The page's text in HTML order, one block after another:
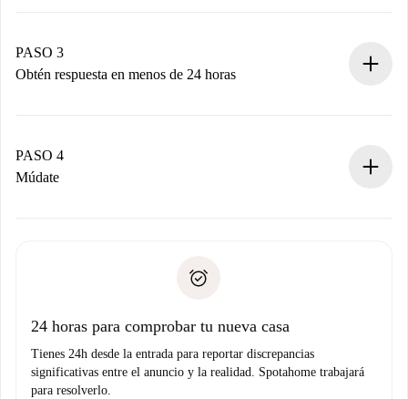
propietario acepte.
PASO 3
Obtén respuesta en menos de 24 horas
contacto con el propietario.
Si es rechazada: No te haremos ningún cargo y te
Prueba de solvencia
PASO 4
Múdate
no nos comunicas ningún problema.
24 horas para comprobar tu nueva casa
Tienes 24h desde la entrada para reportar discrepancias
significativas entre el anuncio y la realidad. Spotahome trabajará
para resolverlo.